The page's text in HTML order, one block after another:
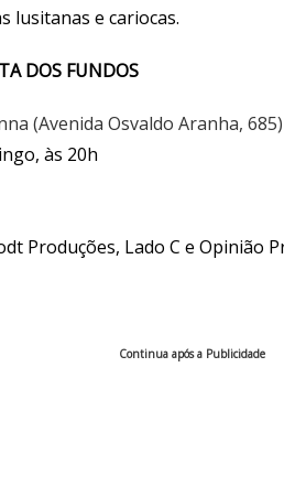
lusitanas e cariocas.
DOS FUNDOS
(Avenida Osvaldo Aranha, 685)
às 20h
Produções, Lado C e Opinião
Continua após a Publicidade